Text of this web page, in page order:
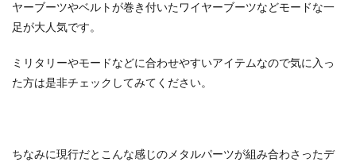
ヤーブーツやベルトが巻き付いたワイヤーブーツなどモードな一
足が大人気です。
ミリタリーやモードなどに合わせやすいアイテムなので気に入っ
た方は是非チェックしてみてください。
ちなみに現行だとこんな感じのメタルパーツが組み合わさったデ